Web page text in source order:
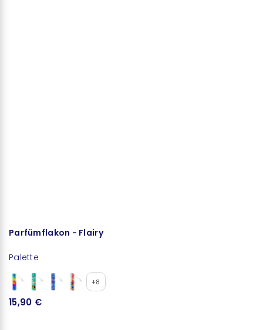
Parfümflakon - Flairy
Palette
+8
15,90 €